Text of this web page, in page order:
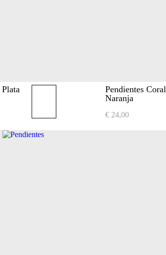
Pendientes Coral
Naranja
€ 24,00